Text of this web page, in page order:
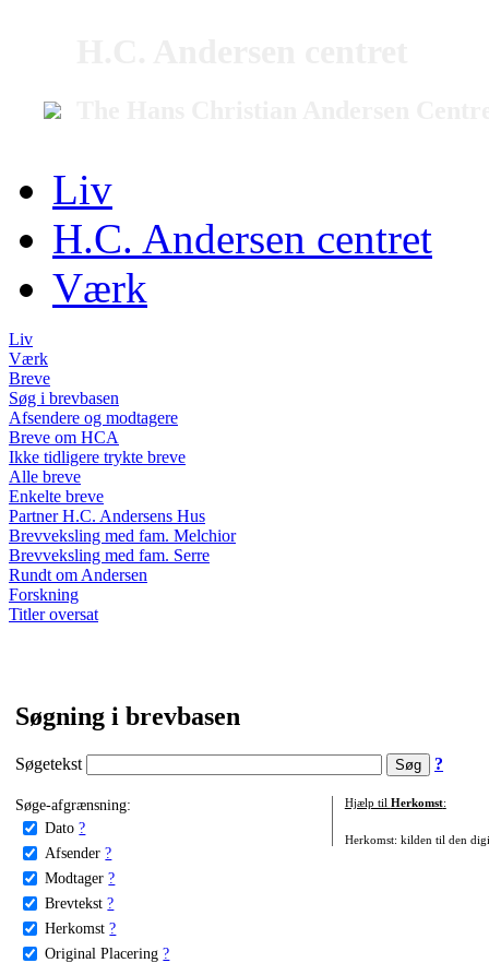
Liv
H.C. Andersen centret
Værk
Liv
Værk
Breve
Søg i brevbasen
Afsendere og modtagere
Breve om HCA
Ikke tidligere trykte breve
Alle breve
Enkelte breve
Partner H.C. Andersens Hus
Brevveksling med fam. Melchior
Brevveksling med fam. Serre
Rundt om Andersen
Forskning
Titler oversat
Søgning i brevbasen
Søgetekst ?
Søge-afgrænsning:
Dato ?
Afsender ?
Modtager ?
Brevtekst ?
Herkomst ?
Original Placering ?
Hjælp til Herkomst:
Herkomst: kilden til den